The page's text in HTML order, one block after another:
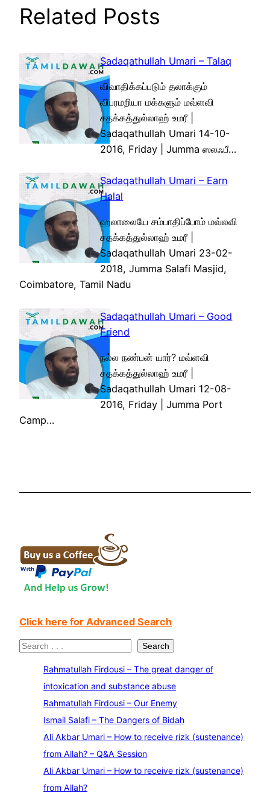
Related Posts
Sadaqathullah Umari – Talaq
விவாதிக்கப்படும் தலாக்கும்
விபரமறியா மக்களும் மவ்ளவி
சதக்கத்துல்லாஹ் உமரீ |
Sadaqathullah Umari 14-10-
2016, Friday | Jumma ஸலஃபீ…
Sadaqathullah Umari – Earn
Halal
ஹலாலையே சம்பாதிப்போம் மவ்லவி
சதக்கத்துல்லாஹ் உமரீ |
Sadaqathullah Umari 23-02-
2018, Jumma Salafi Masjid,
Coimbatore, Tamil Nadu
Sadaqathullah Umari – Good
Friend
நல்ல நண்பன் யார்? மவ்ளவி
சதக்கத்துல்லாஹ் உமரீ |
Sadaqathullah Umari 12-08-
2016, Friday | Jumma Port
Camp…
Click here for Advanced Search
S
Search
Rahmatullah Firdousi – The great danger of
intoxication and substance abuse
Rahmatullah Firdousi – Our Enemy
Ismail Salafi – The Dangers of Bidah
Ali Akbar Umari – How to receive rizk (sustenance)
from Allah? – Q&A Session
Ali Akbar Umari – How to receive rizk (sustenance)
from Allah?